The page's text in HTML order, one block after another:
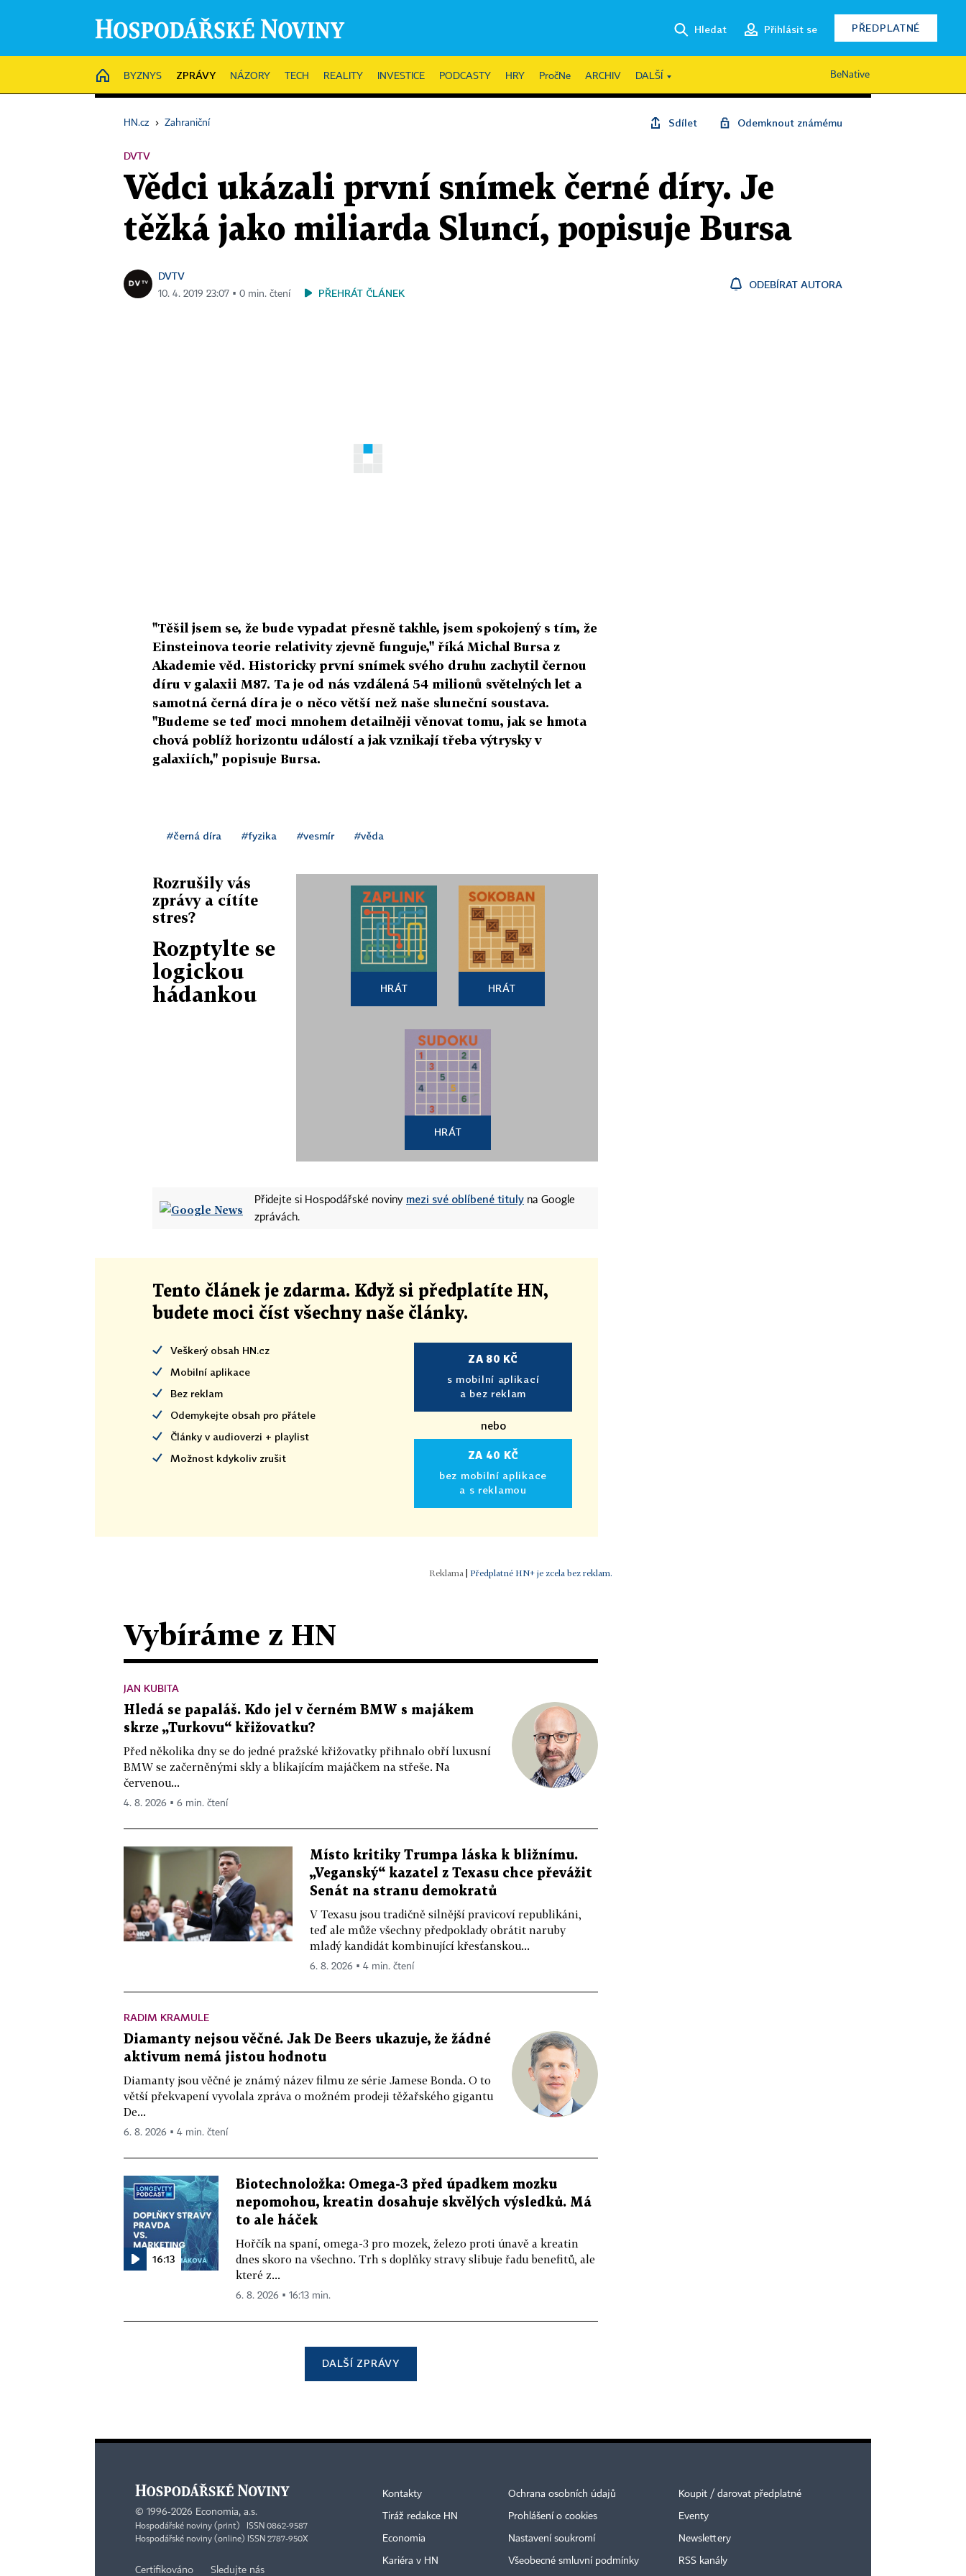
Hledat Přihlásit se PŘEDPLATNÉ
HOME
BYZNYS ZPRÁVY NÁZORY TECH REALITY INVESTICE PODCASTY HRY PročNe ARCHIV DALŠÍ BeNative
HN.cz › Zahraniční Sdílet Odemknout známému
DVTV
Vědci ukázali první snímek černé díry. Je
těžká jako miliarda Sluncí, popisuje Bursa
DVTV
10. 4. 2019 23:07 ▪ 0 min. čtení PŘEHRÁT ČLÁNEK
ODEBÍRAT AUTORA
"Těšil jsem se, že bude vypadat přesně takhle, jsem spokojený s tím, že
Einsteinova teorie relativity zjevně funguje," říká Michal Bursa z
Akademie věd. Historicky první snímek svého druhu zachytil černou
díru v galaxii M87. Ta je od nás vzdálená 54 milionů světelných let a
samotná černá díra je o něco větší než naše sluneční soustava.
"Budeme se teď moci mnohem detailněji věnovat tomu, jak se hmota
chová poblíž horizontu událostí a jak vznikají třeba výtrysky v
galaxiích," popisuje Bursa.
#černá díra #fyzika #vesmír #věda
Rozrušily vás
zprávy a cítíte
stres?
Rozptylte se
logickou
hádankou
HRÁT HRÁT
HRÁT
Přidejte si Hospodářské noviny mezi své oblíbené tituly na Google
zprávách.
Tento článek je zdarma. Když si předplatíte HN,
budete moci číst všechny naše články.
Veškerý obsah HN.cz
Mobilní aplikace
Bez reklam
Odemykejte obsah pro přátele
Články v audioverzi + playlist
Možnost kdykoliv zrušit
ZA 80 KČ
s mobilní aplikací
a bez reklam
nebo
ZA 40 KČ
bez mobilní aplikace
a s reklamou
| Předplatné HN+ je zcela bez reklam.
Vybíráme z HN
JAN KUBITA
Hledá se papaláš. Kdo jel v černém BMW s majákem
skrze „Turkovu“ křižovatku?
Před několika dny se do jedné pražské křižovatky přihnalo obří luxusní
BMW se začerněnými skly a blikajícím majáčkem na střeše. Na
červenou...
4. 8. 2026 ▪ 6 min. čtení
Místo kritiky Trumpa láska k bližnímu.
„Veganský“ kazatel z Texasu chce převážit
Senát na stranu demokratů
V Texasu jsou tradičně silnější pravicoví republikáni,
teď ale může všechny předpoklady obrátit naruby
mladý kandidát kombinující křesťanskou...
6. 8. 2026 ▪ 4 min. čtení
RADIM KRAMULE
Diamanty nejsou věčné. Jak De Beers ukazuje, že žádné
aktivum nemá jistou hodnotu
Diamanty jsou věčné je známý název filmu ze série Jamese Bonda. O to
větší překvapení vyvolala zpráva o možném prodeji těžařského gigantu
De...
6. 8. 2026 ▪ 4 min. čtení
16:13
Biotechnoložka: Omega-3 před úpadkem mozku
nepomohou, kreatin dosahuje skvělých výsledků. Má
to ale háček
Hořčík na spaní, omega-3 pro mozek, železo proti únavě a kreatin
dnes skoro na všechno. Trh s doplňky stravy slibuje řadu benefitů, ale
které z...
6. 8. 2026 ▪ 16:13 min.
DALŠÍ ZPRÁVY
© 1996-2026 Economia, a.s.
Hospodářské noviny (print) ISSN 0862-9587
Hospodářské noviny (online) ISSN 2787-950X
Certifikováno Sledujte nás
Kontakty
Tiráž redakce HN
Economia
Kariéra v HN
Ochrana osobních údajů
Prohlášení o cookies
Nastavení soukromí
Všeobecné smluvní podmínky
Koupit / darovat předplatné
Eventy
Newslettery
RSS kanály